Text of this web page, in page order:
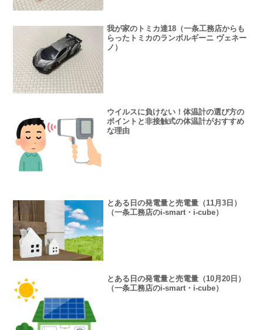
我が家のトミカ達18（一条工務店からも
らったトミカのランボルギーニ ヴェネー
ノ）
ウイルスに負けない！体温計の選び方の
ポイントと非接触式の体温計がおすすめ
な理由
とある日の発電量と売電量（11月3日）
（一条工務店のi-smart・i-cube）
とある日の発電量と売電量（10月20日）
（一条工務店のi-smart・i-cube）